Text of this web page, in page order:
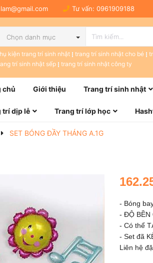
Tư vấn: 0961909188
Chọn danh mục
kiện trang trí sinh nhật trang trí sinh nhật cho bé
trí sinh nhật sếp
trang trí sinh nhật công ty
chủ Giới thiệu Trang trí sinh nhật
trí dịp lễ Trang trí lớp học
SET BÓNG ĐẦY THÁNG A.1G
- Bóng
- ĐỘ BỀN
- Có thể
- Set đã
Liên hệ